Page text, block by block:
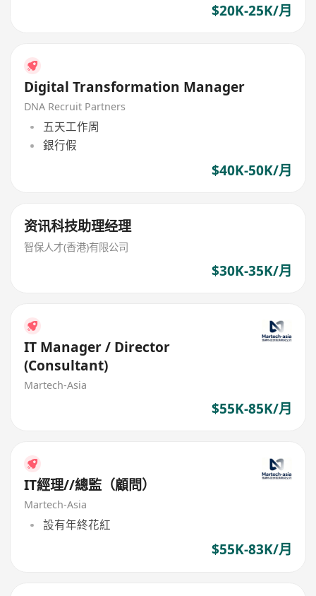
$20K-25K/月
Digital Transformation Manager
DNA Recruit Partners
五天工作周
銀行假
$40K-50K/月
资讯科技助理经理
智保人才(香港)有限公司
$30K-35K/月
IT Manager / Director
(Consultant)
Martech-Asia
$55K-85K/月
IT經理//總監（顧問）
Martech-Asia
設有年終花紅
$55K-83K/月